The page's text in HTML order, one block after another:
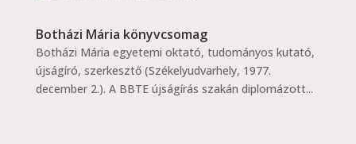
Botházi Mária könyvcsomag
Botházi Mária egyetemi oktató, tudományos kutató,
újságíró, szerkesztő (Székelyudvarhely, 1977.
december 2.). A BBTE újságírás szakán diplomázott...